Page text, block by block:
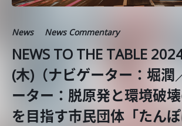
News News Commentary
NEWS TO THE TABLE
(木)（ナビゲーター：堀潤
ーター：脱原発と環境破
を目指す市民団体「たん